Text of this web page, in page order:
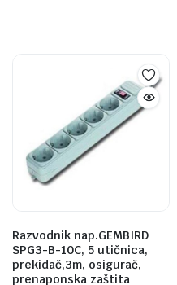
Razvodnik nap.GEMBIRD
SPG3-B-10C, 5 utičnica,
prekidač,3m, osigurač,
prenaponska zaštita